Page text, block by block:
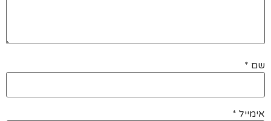
שם *
אימייל *